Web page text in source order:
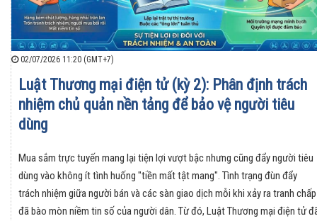
02/07/2026 11:20 (GMT+7)
Luật Thương mại điện tử (kỳ 2): Phân định trách
nhiệm chủ quản nền tảng để bảo vệ người tiêu
dùng
Mua sắm trực tuyến mang lại tiện lợi vượt bậc nhưng cũng đẩy người tiêu
dùng vào không ít tình huống "tiền mất tật mang". Tình trạng đùn đẩy
trách nhiệm giữa người bán và các sàn giao dịch mỗi khi xảy ra tranh chấp
đã bào mòn niềm tin số của người dân. Từ đó, Luật Thương mại điện tử